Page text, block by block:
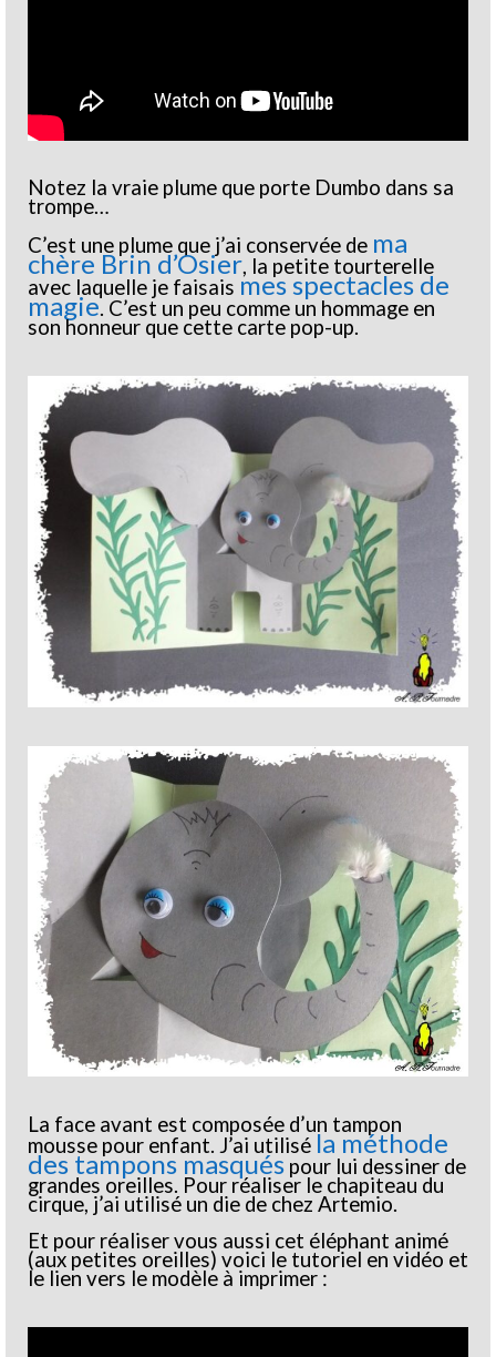
Notez la vraie plume que porte Dumbo dans sa
trompe…
C’est une plume que j’ai conservée de ma
chère Brin d’Osier, la petite tourterelle
avec laquelle je faisais mes spectacles de
magie. C’est un peu comme un hommage en
son honneur que cette carte pop-up.
La face avant est composée d’un tampon
mousse pour enfant. J’ai utilisé la méthode
des tampons masqués pour lui dessiner de
grandes oreilles. Pour réaliser le chapiteau du
cirque, j’ai utilisé un die de chez Artemio.
Et pour réaliser vous aussi cet éléphant animé
(aux petites oreilles) voici le tutoriel en vidéo et
le lien vers le modèle à imprimer :